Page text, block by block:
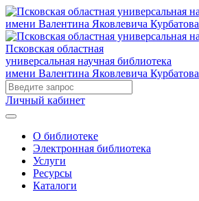
Псковская областная
универсальная научная библиотека
имени Валентина Яковлевича Курбатова
Личный кабинет
О библиотеке
Электронная библиотека
Услуги
Ресурсы
Каталоги